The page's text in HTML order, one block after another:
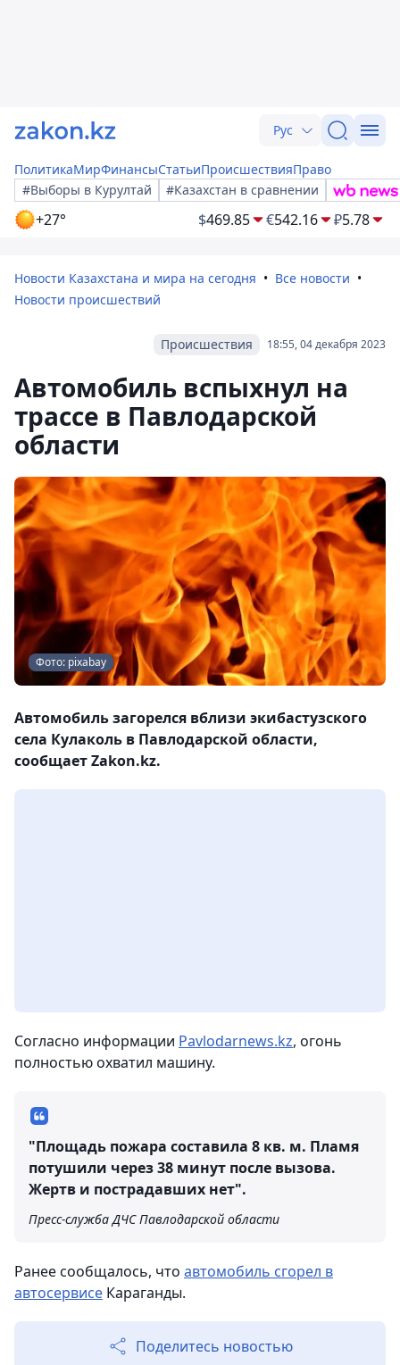
Рус
ПолитикаМирФинансыСтатьиПроисшествияПраво
#Выборы в Курултай
#Казахстан в сравнении
+27° $469.85 €542.16 ₽5.78
Новости Казахстана и мира на сегодня
Все новости
Новости происшествий
18:55, 04 декабря 2023
Происшествия
Автомобиль вспыхнул на
трассе в Павлодарской
области
Фото: pixabay
Автомобиль загорелся вблизи экибастузского
села Кулаколь в Павлодарской области,
сообщает Zakon.kz.
Согласно информации Pavlodarnews.kz, огонь
полностью охватил машину.
"Площадь пожара составила 8 кв. м. Пламя
потушили через 38 минут после вызова.
Жертв и пострадавших нет".
Пресс-служба ДЧС Павлодарской области
Ранее сообщалось, что автомобиль сгорел в
автосервисе Караганды.
Поделитесь новостью